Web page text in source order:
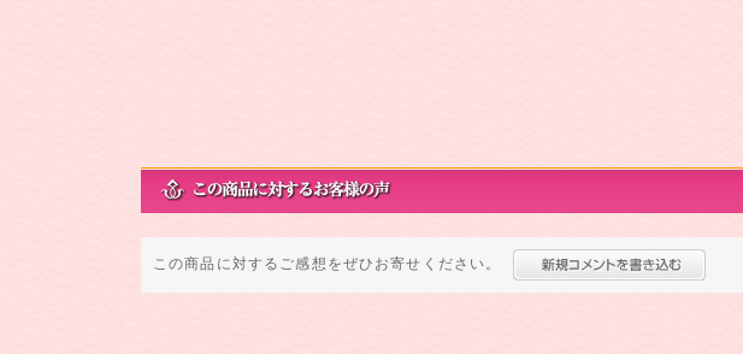
この商品に対するご感想をぜひお寄せください。